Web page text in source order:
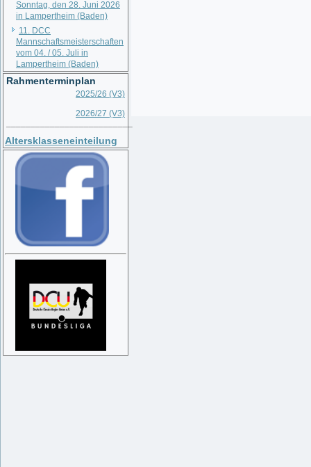
Sonntag, den 28. Juni 2026
in Lampertheim (Baden)
11. DCC
Mannschaftsmeisterschaften
vom 04. / 05. Juli in
Lampertheim (Baden)
Rahmenterminplan
2025/26 (V3)
2026/27 (V3)
Altersklasseneinteilung